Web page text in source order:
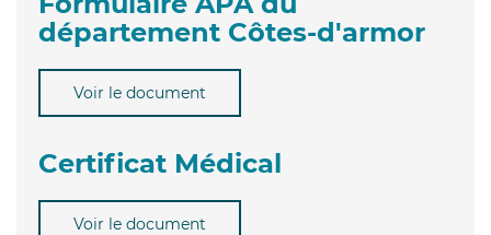
département Côtes-d'armor
Voir le document
Certificat Médical
Voir le document